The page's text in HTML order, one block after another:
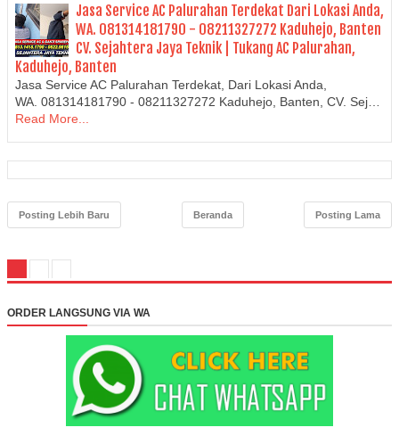
Jasa Service AC Palurahan Terdekat Dari Lokasi Anda,
WA. 081314181790 - 08211327272 Kaduhejo, Banten
CV. Sejahtera Jaya Teknik | Tukang AC Palurahan,
Kaduhejo, Banten
Jasa Service AC Palurahan Terdekat, Dari Lokasi Anda,
WA. 081314181790 - 08211327272 Kaduhejo, Banten, CV. Sej…
Read More...
Posting Lebih Baru Posting Lama
Beranda
ORDER LANGSUNG VIA WA